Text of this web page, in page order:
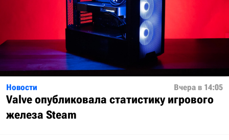
Новости Вчера в 14:05
Valve опубликовала статистику игрового
железа Steam